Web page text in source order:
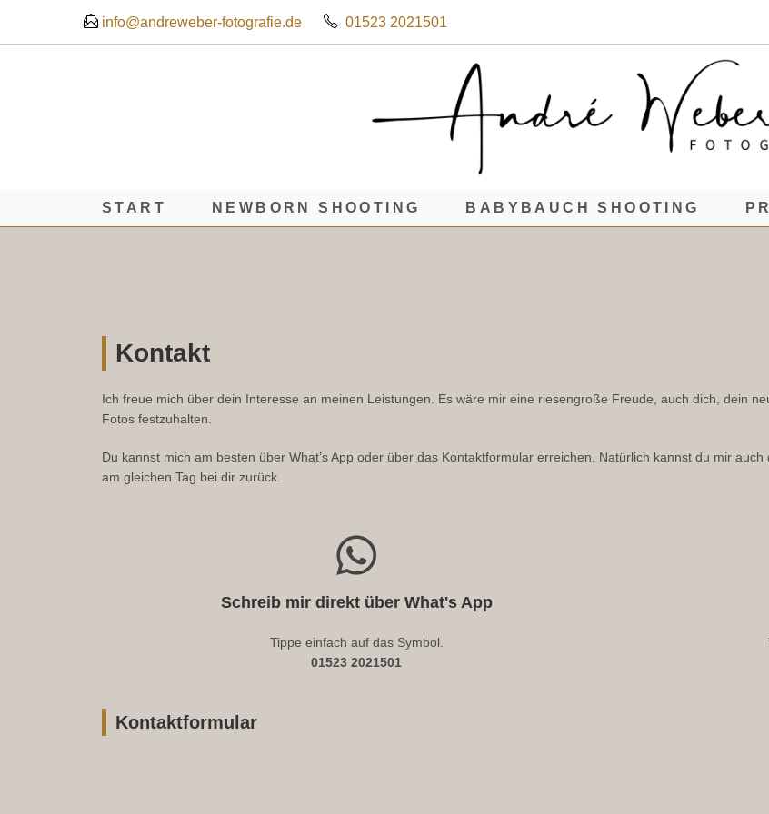
info@andreweber-fotografie.de 01523 2021501
START NEWBORN SHOOTING BABYBAUCH SHOOTING
Kontakt
Ich freue mich über dein Interesse an meinen Leistungen. Es wäre mir eine riesengroße Freude, auch dich, dein
Fotos festzuhalten.
Du kannst mich am besten über What’s App oder über das Kontaktformular erreichen. Natürlich kannst du mir
am gleichen Tag bei dir zurück.
Schreib mir direkt über What's App
Tippe einfach auf das Symbol.
01523 2021501
Kontaktformular